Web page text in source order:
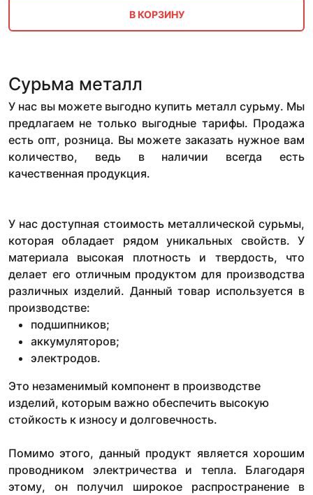
В КОРЗИНУ
Сурьма металл
У нас вы можете выгодно купить металл сурьму. Мы
предлагаем не только выгодные тарифы. Продажа
есть опт, розница. Вы можете заказать нужное вам
количество, ведь в наличии всегда есть
качественная продукция.
У нас доступная стоимость металлической сурьмы,
которая обладает рядом уникальных свойств. У
материала высокая плотность и твердость, что
делает его отличным продуктом для производства
различных изделий. Данный товар используется в
производстве:
подшипников;
аккумуляторов;
электродов.
Это незаменимый компонент в производстве
изделий, которым важно обеспечить высокую
стойкость к износу и долговечность.
Помимо этого, данный продукт является хорошим
проводником электричества и тепла. Благодаря
этому, он получил широкое распространение в